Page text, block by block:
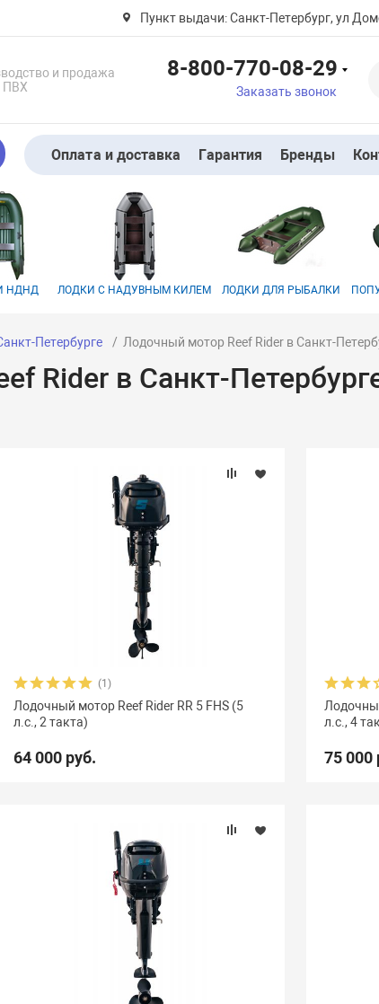
Пункт выдачи: Санкт-Петербург, ул
и продажа
ПВХ
8-800-770-08-29
Заказать звонок
Оплата и доставка Гарантия Бренды
НДНД ЛОДКИ С НАДУВНЫМ КИЛЕМ ЛОДКИ ДЛЯ РЫБАЛКИ
Петербурге Лодочный мотор Reef Rider в Санкт-
Rider в Санкт-
(1)
Лодочный мотор Reef Rider RR 5 FHS (5
л.с., 2 такта)
64 000 руб.
л.с., 4
75 000